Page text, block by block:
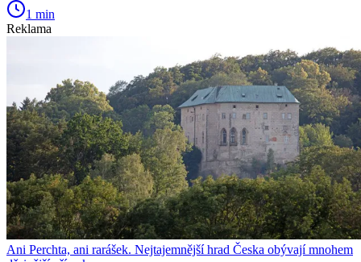
1 min
Reklama
Ani Perchta, ani rarášek. Nejtajemnější hrad Česka obývají mnohem